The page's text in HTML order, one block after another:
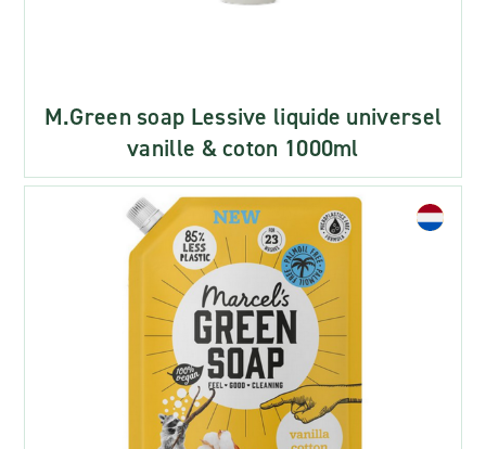
M.Green soap Lessive liquide universel
vanille & coton 1000ml